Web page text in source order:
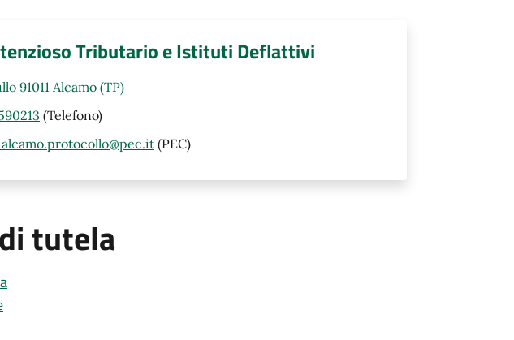
Tributario e Istituti Deflattivi
91011 Alcamo (TP)
(Telefono)
(PEC)
tutela